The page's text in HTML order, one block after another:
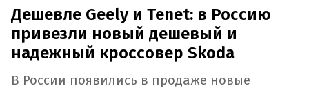
Дешевле Geely и Tenet: в Россию
привезли новый дешевый и
надежный кроссовер Skoda
В России появились в продаже новые